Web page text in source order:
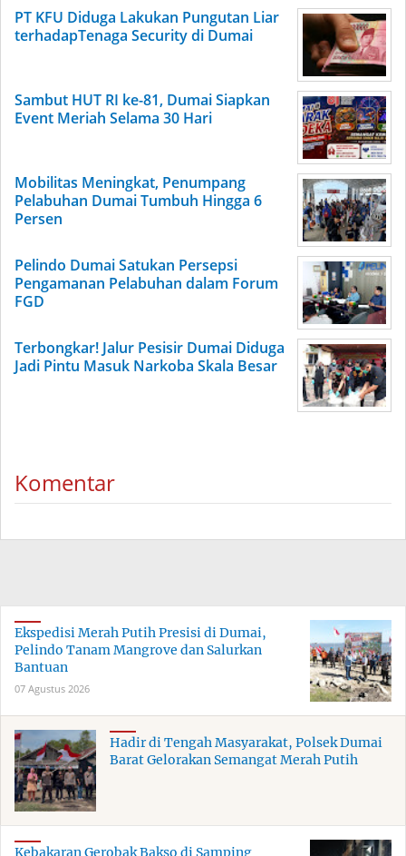
PT KFU Diduga Lakukan Pungutan Liar
terhadapTenaga Security di Dumai
Sambut HUT RI ke-81, Dumai Siapkan
Event Meriah Selama 30 Hari
Mobilitas Meningkat, Penumpang
Pelabuhan Dumai Tumbuh Hingga 6
Persen
Pelindo Dumai Satukan Persepsi
Pengamanan Pelabuhan dalam Forum
FGD
Terbongkar! Jalur Pesisir Dumai Diduga
Jadi Pintu Masuk Narkoba Skala Besar
Komentar
Ekspedisi Merah Putih Presisi di Dumai,
Pelindo Tanam Mangrove dan Salurkan
Bantuan
07 Agustus 2026
Hadir di Tengah Masyarakat, Polsek Dumai
Barat Gelorakan Semangat Merah Putih
Kebakaran Gerobak Bakso di Samping